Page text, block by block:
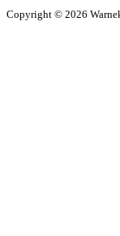
Copyright © 2026